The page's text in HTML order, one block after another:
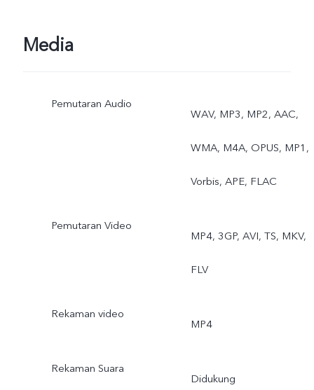
Media
Pemutaran Audio
WAV, MP3, MP2, AAC,
WMA, M4A, OPUS, MP1,
Vorbis, APE, FLAC
Pemutaran Video
MP4, 3GP, AVI, TS, MKV,
FLV
Rekaman video
MP4
Rekaman Suara
Didukung